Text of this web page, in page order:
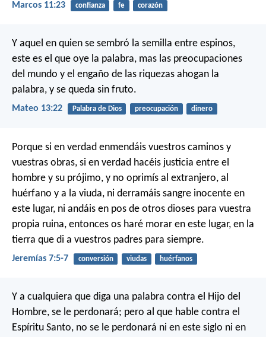
Marcos 11:23 confianza fe corazón
Y aquel en quien se sembró la semilla entre espinos,
este es el que oye la palabra, mas las preocupaciones
del mundo y el engaño de las riquezas ahogan la
palabra, y se queda sin fruto.
Mateo 13:22 Palabra de Dios preocupación dinero
Porque si en verdad enmendáis vuestros caminos y
vuestras obras, si en verdad hacéis justicia entre el
hombre y su prójimo, y no oprimís al extranjero, al
huérfano y a la viuda, ni derramáis sangre inocente en
este lugar, ni andáis en pos de otros dioses para vuestra
propia ruina, entonces os haré morar en este lugar, en la
tierra que di a vuestros padres para siempre.
Jeremías 7:5-7 conversión viudas huérfanos
Y a cualquiera que diga una palabra contra el Hijo del
Hombre, se le perdonará; pero al que hable contra el
Espíritu Santo, no se le perdonará ni en este siglo ni en